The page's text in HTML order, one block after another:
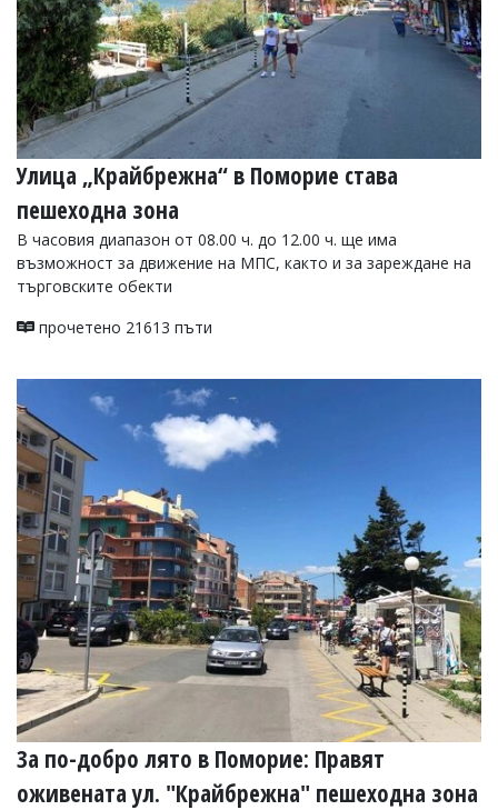
Улица „Крайбрежна“ в Поморие става
пешеходна зона
В часовия диапазон от 08.00 ч. до 12.00 ч. ще има
възможност за движение на МПС, както и за зареждане на
търговските обекти
прочетено 21613 пъти
За по-добро лято в Поморие: Правят
оживената ул. "Крайбрежна" пешеходна зона